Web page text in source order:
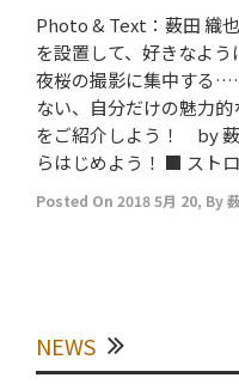
Photo & Text：薮田 織
を設置して、好きなよ
夜桜の撮影に集中する
ない、自分だけの魅力
をご紹介しよう！ by
らはじめよう！ ■ スト
Posted On 2018 5月 20, By
NEWS